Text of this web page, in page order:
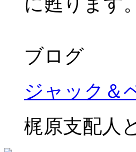
ブログ
ジャック＆
梶原支配人